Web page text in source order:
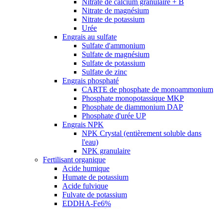
Nitrate de calcium granulaire + B
Nitrate de magnésium
Nitrate de potassium
Urée
Engrais au sulfate
Sulfate d'ammonium
Sulfate de magnésium
Sulfate de potassium
Sulfate de zinc
Engrais phosphaté
CARTE de phosphate de monoammonium
Phosphate monopotassique MKP
Phosphate de diammonium DAP
Phosphate d'urée UP
Engrais NPK
NPK Crystal (entièrement soluble dans
l'eau)
NPK granulaire
Fertilisant organique
Acide humique
Humate de potassium
Acide fulvique
Fulvate de potassium
EDDHA-Fe6%